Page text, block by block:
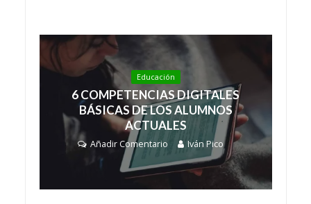
Educación
6 COMPETENCIAS DIGITALES
BÁSICAS DE LOS ALUMNOS
ACTUALES
Añadir Comentario Iván Pico